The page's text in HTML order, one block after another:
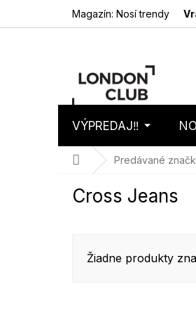
Magazín: Nosí trendy
VÝPREDAJ‼️
DomovPredávané
Cross Jeans
Žiadne produkty